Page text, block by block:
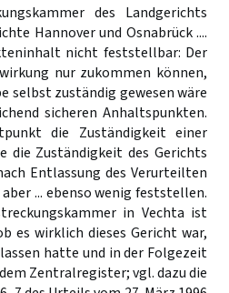
des Landgerichts
Hannover und Osnabrück ....
nicht feststellbar: Der
nur zukommen können,
selbst zuständig gewesen wäre
sicheren Anhaltspunkten.
die Zuständigkeit einer
die Zuständigkeit des Gerichts
Entlassung des Verurteilten
... ebenso wenig feststellen.
in Vechta ist
es wirklich dieses Gericht war,
hatte und in der Folgezeit
Zentralregister; vgl. dazu die